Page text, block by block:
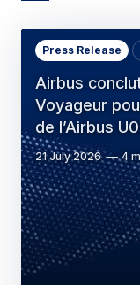
Airbus
Voyageur
de l’Airbus
Press Release
21 July 2026 4